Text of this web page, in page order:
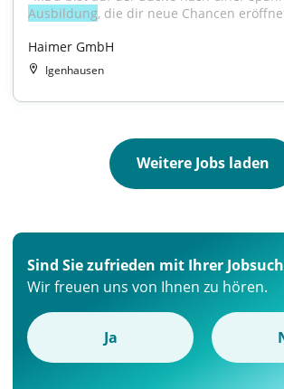
Ausbildung, die dir neue Chancen
Haimer GmbH
Igenhausen
Weitere Jobs laden
Sind Sie zufrieden mit Ihrer
Wir freuen uns von Ihnen zu hören.
Ja